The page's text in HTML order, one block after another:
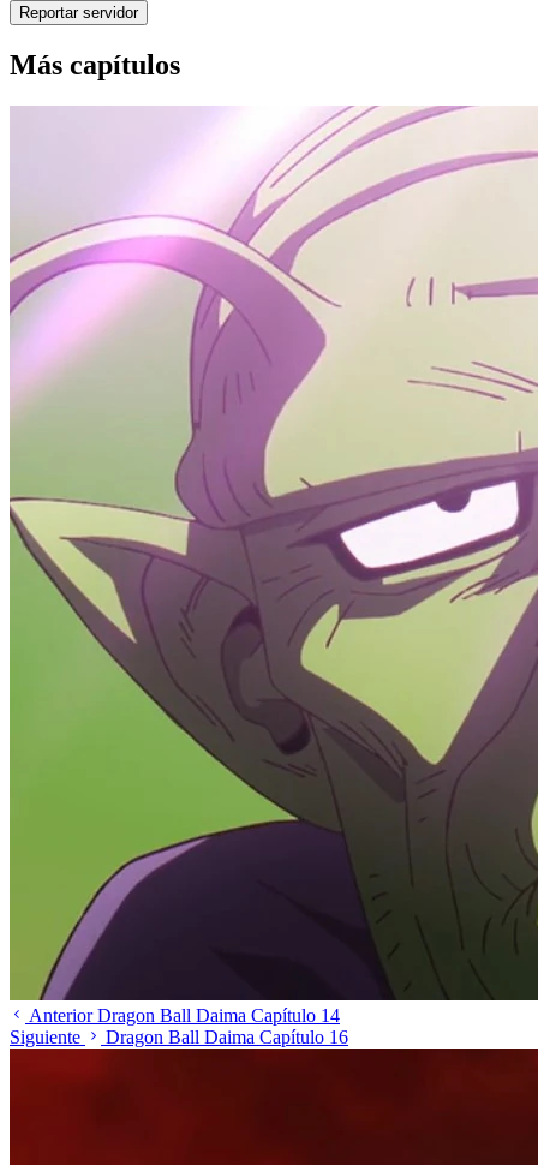
Reportar servidor
Más capítulos
AnteriorDragon Ball Daima Capítulo 14
Siguiente
Dragon Ball Daima Capítulo 16